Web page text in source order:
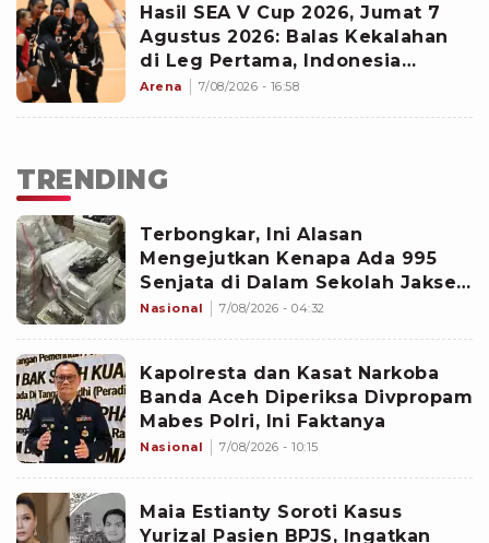
Hasil SEA V Cup 2026, Jumat 7
Agustus 2026: Balas Kekalahan
di Leg Pertama, Indonesia
Comeback Taklukan Vietnam
Arena 7/08/2026 - 16:58
TRENDING
Terbongkar, Ini Alasan
Mengejutkan Kenapa Ada 995
Senjata di Dalam Sekolah Jaksel
Sejak 2020
Nasional 7/08/2026 - 04:32
Kapolresta dan Kasat Narkoba
Banda Aceh Diperiksa Divpropam
Mabes Polri, Ini Faktanya
Nasional 7/08/2026 - 10:15
Maia Estianty Soroti Kasus
Yurizal Pasien BPJS, Ingatkan